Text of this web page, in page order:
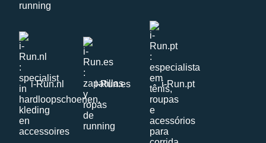
i-Run.nl i-Run.es i-Run.pt